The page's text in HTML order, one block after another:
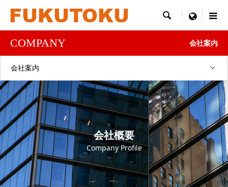
 menu
COMPANY 会社案内
会社案内
会社概要
Company Profile